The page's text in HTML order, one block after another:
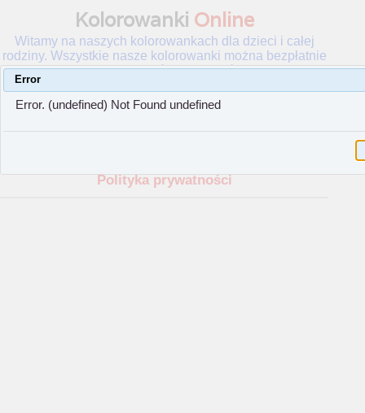
Kolorowanki Online
Witamy na naszych kolorowankach dla dzieci i całej
rodziny. Wszystkie nasze kolorowanki można bezpłatnie
wydrukować lub zapisać.
Strona główna
Polityka prywatności
Error
Error. (undefined) Not Found undefined